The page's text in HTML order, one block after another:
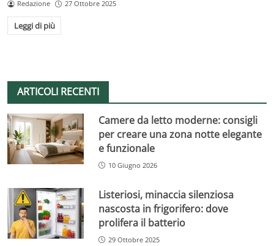
Redazione 27 Ottobre 2025
Leggi di più
ARTICOLI RECENTI
Camere da letto moderne: consigli
per creare una zona notte elegante
e funzionale
10 Giugno 2026
Listeriosi, minaccia silenziosa
nascosta in frigorifero: dove
prolifera il batterio
29 Ottobre 2025